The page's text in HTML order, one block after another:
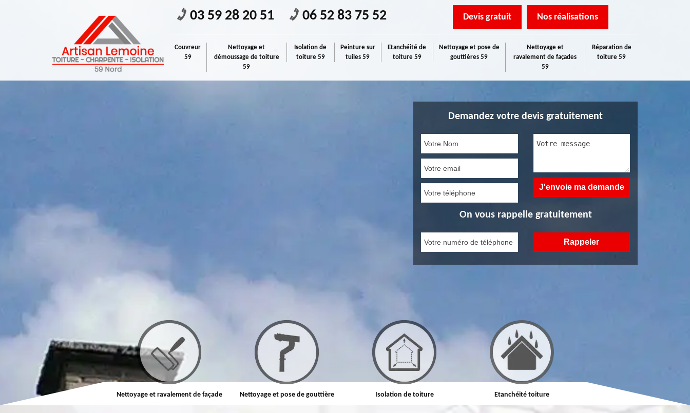
03 59 28 20 51 06 52 83 75 52 Devis gratuit Nos réalisations
Couvreur
59
Nettoyage et
démoussage de toiture
59
Isolation de
toiture 59
Peinture sur
tuiles 59
Etanchéité de
toiture 59
Nettoyage et pose de
gouttières 59
Nettoyage et
ravalement de façades
59
Réparation de
toiture 59
Demandez votre devis gratuitement
On vous rappelle gratuitement
Couvreur Nettoyage et ravalement de façade Nettoyage et pose de gouttière Isolation de toiture Etanchéité toiture Réparation de toiture